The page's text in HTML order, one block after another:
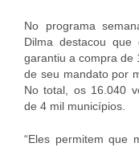
No programa
Dilma destacou
garantiu a compra de
de seu mandato por
No total, os 16.040
de 4 mil municípios.
“Eles permitem que